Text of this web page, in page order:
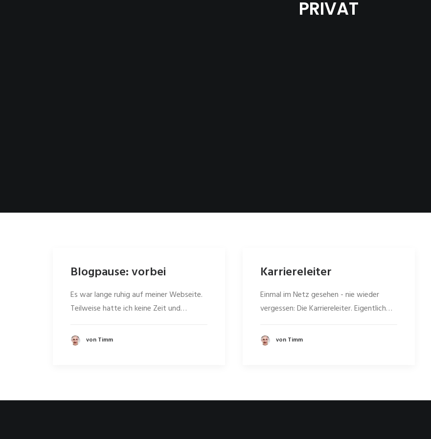
PRIVAT
Blogpause: vorbei
Es war lange ruhig auf meiner Webseite.
Teilweise hatte ich keine Zeit und…
von Timm
Karriereleiter
Einmal im Netz gesehen - nie wieder
vergessen: Die Karriereleiter. Eigentlich…
von Timm